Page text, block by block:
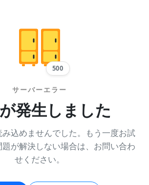
500
サーバーエラー
発生しました
込めませんでした。もう一度お試
題が解決しない場合は、お問い合わ
せください。